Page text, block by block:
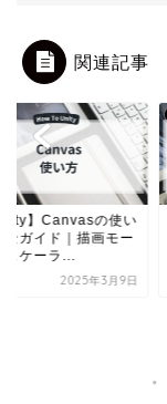
関連記事
】Canvasの使い
全ガイド｜描画モー
スケーラ...
2025年3月9日